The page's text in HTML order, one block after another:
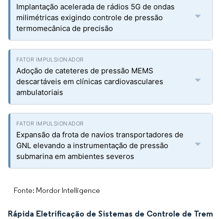
Implantação acelerada de rádios 5G de ondas
milimétricas exigindo controle de pressão
termomecânica de precisão
Adoção de cateteres de pressão MEMS
descartáveis em clínicas cardiovasculares
ambulatoriais
Expansão da frota de navios transportadores de
GNL elevando a instrumentação de pressão
submarina em ambientes severos
Fonte: Mordor Intelligence
Rápida Eletrificação de Sistemas de Controle de Trem